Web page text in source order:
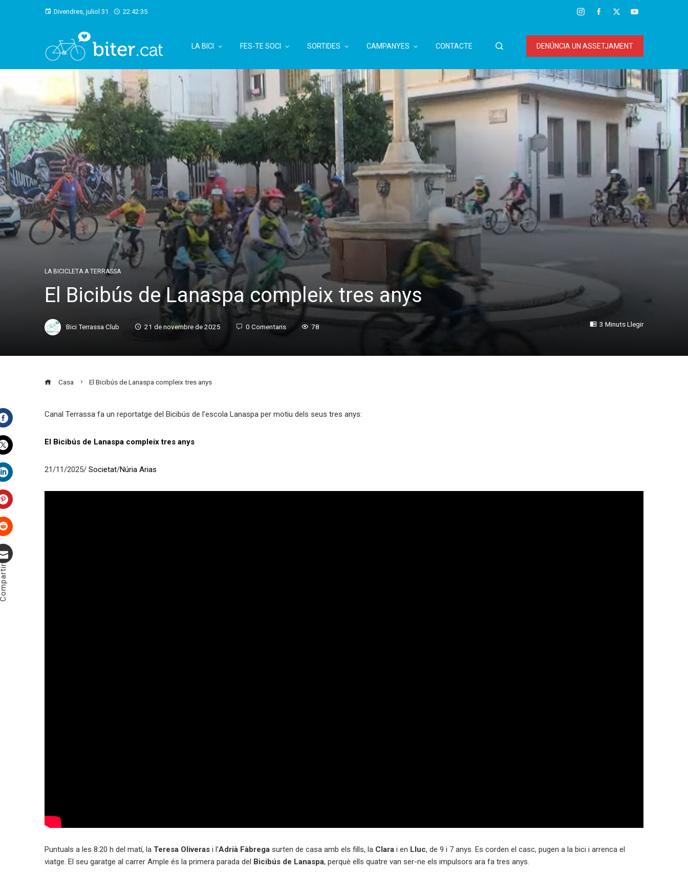
Divendres, juliol 31 22:42:36
LA BICI FES-TE SOCI SORTIDES CAMPANYES CONTACTE DENÚNCIA UN ASSETJAMENT
LA BICICLETA A TERRASSA
El Bicibús de Lanaspa compleix tres anys
Bici Terrassa Club 21 de novembre de 2025 0 Comentaris 78 3 Minuts Llegir
Casa El Bicibús de Lanaspa compleix tres anys
Facebook
Twitter
LinkedIn
Pinterest
Stumbleupon
Correu
electrònic
Canal Terrassa fa un reportatge del Bicibús de l’escola Lanaspa per motiu dels seus tres anys:
El Bicibús de Lanaspa compleix tres anys
21/11/2025/ Societat/Núria Arias
Puntuals a les 8:20 h del matí, la Teresa Oliveras i l’Adrià Fàbrega surten de casa amb els fills, la Clara i en Lluc, de 9 i 7 anys. Es corden el casc, pugen a la bici i arrenca el
viatge. El seu garatge al carrer Ample és la primera parada del Bicibús de Lanaspa, perquè ells quatre van ser-ne els impulsors ara fa tres anys.